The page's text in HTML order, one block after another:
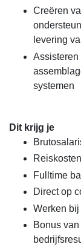
Creëren
levering
systemen
Dit krijg je
Fulltime
Direct op
Werken
Bonus